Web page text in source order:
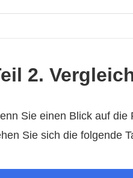
2.
Sie einen Blick auf die
Sie sich die folgende